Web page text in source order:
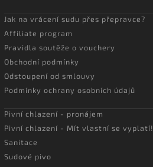
Jak na vrácení sudu přes přepravce?
Affiliate program
Pravidla soutěže o vouchery
Obchodní podmínky
Odstoupení od smlouvy
Podmínky ochrany osobních údajů
Pivní chlazení - pronájem
Pivní chlazení - Mít vlastní se vyplatí!
Sanitace
Sudové pivo